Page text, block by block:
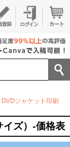
DVDジャケット印刷
イズ）-価格表